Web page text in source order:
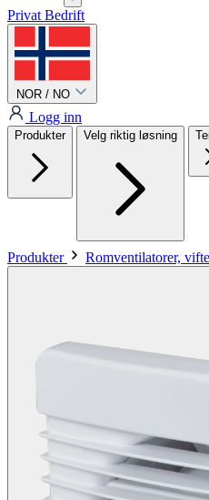
Privat Bedrift
NOR / NO
Logg inn
Produkter Velg riktig løsning
Produkter Romventilatorer,